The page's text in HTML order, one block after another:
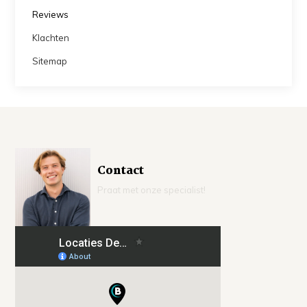
Reviews
Klachten
Sitemap
Contact
Praat met onze specialist!